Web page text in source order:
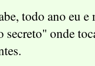
todo ano eu
secreto" onde